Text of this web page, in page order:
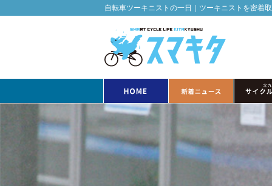
自転車ツーキニストの一日｜ツーキニストを密着